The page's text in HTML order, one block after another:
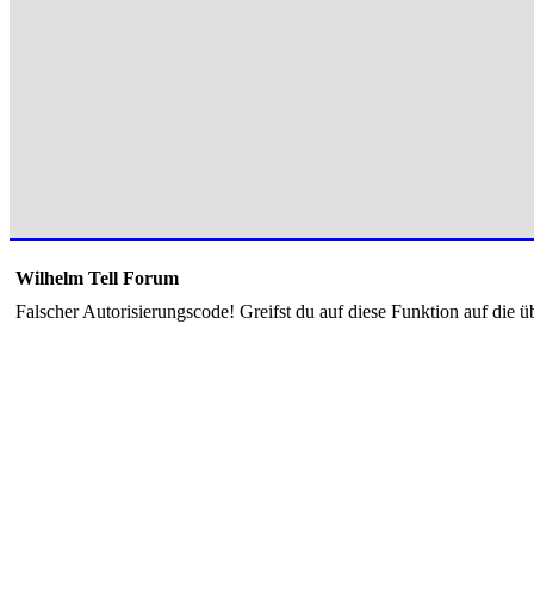
Wilhelm Tell Forum
Falscher Autorisierungscode! Greifst du auf diese Funktion auf die